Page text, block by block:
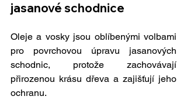
jasanové schodnice
Oleje a vosky jsou oblíbenými volbami
pro povrchovou úpravu jasanových
schodnic, protože zachovávají
přirozenou krásu dřeva a zajišťují jeho
ochranu.